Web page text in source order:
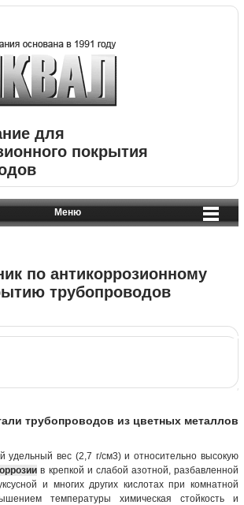
для
покрытия
Меню
по антикоррозионному
трубопроводов
трубопроводов из цветных металлов
вес (2,7 г/см3) и относительно высокую
в крепкой и слабой азотной, разбавленной
и многих других кислотах при комнатной
температуры химическая стойкость и